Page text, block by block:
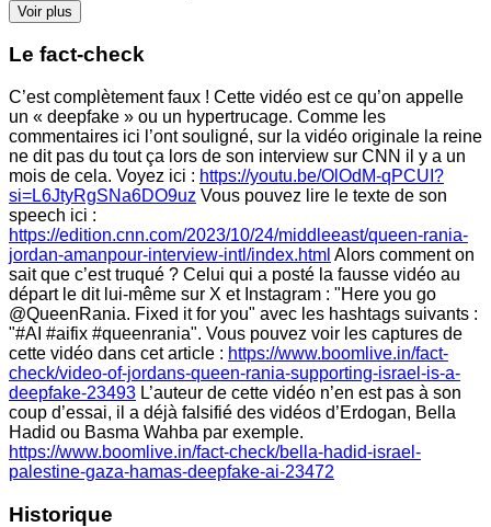
Voir plus
Le fact-check
C’est complètement faux ! Cette vidéo est ce qu’on appelle
un « deepfake » ou un hypertrucage. Comme les
commentaires ici l’ont souligné, sur la vidéo originale la reine
ne dit pas du tout ça lors de son interview sur CNN il y a un
mois de cela. Voyez ici : https://youtu.be/OlOdM-qPCUI?
si=L6JtyRgSNa6DO9uz Vous pouvez lire le texte de son
speech ici :
https://edition.cnn.com/2023/10/24/middleeast/queen-rania-
jordan-amanpour-interview-intl/index.html Alors comment on
sait que c’est truqué ? Celui qui a posté la fausse vidéo au
départ le dit lui-même sur X et Instagram : "Here you go
@QueenRania. Fixed it for you" avec les hashtags suivants :
"#AI #aifix #queenrania". Vous pouvez voir les captures de
cette vidéo dans cet article : https://www.boomlive.in/fact-
check/video-of-jordans-queen-rania-supporting-israel-is-a-
deepfake-23493 L’auteur de cette vidéo n’en est pas à son
coup d’essai, il a déjà falsifié des vidéos d’Erdogan, Bella
Hadid ou Basma Wahba par exemple.
https://www.boomlive.in/fact-check/bella-hadid-israel-
palestine-gaza-hamas-deepfake-ai-23472
Historique